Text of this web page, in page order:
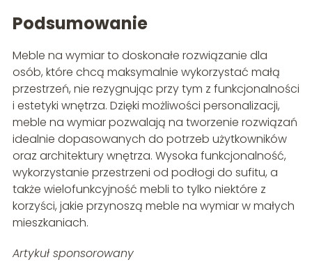
Podsumowanie
Meble na wymiar to doskonałe rozwiązanie dla
osób, które chcą maksymalnie wykorzystać małą
przestrzeń, nie rezygnując przy tym z funkcjonalności
i estetyki wnętrza. Dzięki możliwości personalizacji,
meble na wymiar pozwalają na tworzenie rozwiązań
idealnie dopasowanych do potrzeb użytkowników
oraz architektury wnętrza. Wysoka funkcjonalność,
wykorzystanie przestrzeni od podłogi do sufitu, a
także wielofunkcyjność mebli to tylko niektóre z
korzyści, jakie przynoszą meble na wymiar w małych
mieszkaniach.
Artykuł sponsorowany